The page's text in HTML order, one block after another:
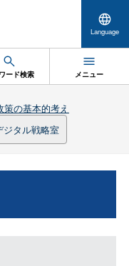
Language
ード検索 メニュー
策の基本的考え
ジタル戦略室